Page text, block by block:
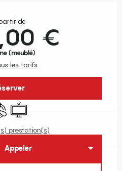
de
€
(meublé)
les tarifs
conditionné
Télévision
prestation(s)
Appeler